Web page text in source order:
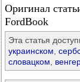
Оригинал
FordBook
Эта статья
украинском
словацком